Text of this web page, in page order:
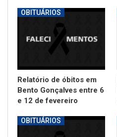
OBITUÁRIOS
Relatório de óbitos em
Bento Gonçalves entre 6
e 12 de fevereiro
OBITUÁRIOS